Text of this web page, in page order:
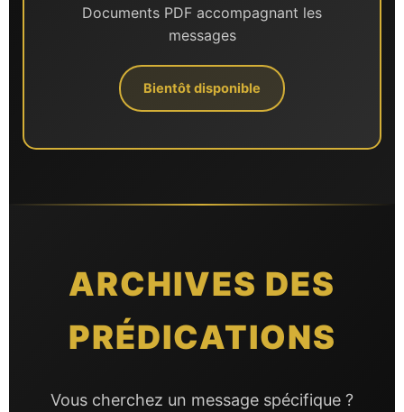
Documents PDF accompagnant les
messages
Bientôt disponible
ARCHIVES DES
PRÉDICATIONS
Vous cherchez un message spécifique ?